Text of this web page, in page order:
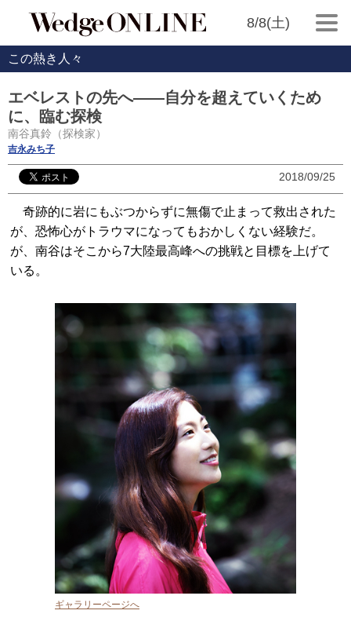
8/8(土)
この熱き人々
エベレストの先へ――自分を超えていくため
に、臨む探検
南谷真鈴（探検家）
吉永みち子
2018/09/25
奇跡的に岩にもぶつからずに無傷で止まって救出された
が、恐怖心がトラウマになってもおかしくない経験だ。
が、南谷はそこから7大陸最高峰への挑戦と目標を上げて
いる。
ギャラリーページへ